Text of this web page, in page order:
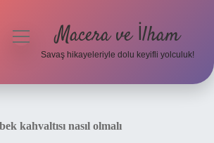
menüyüMacera ve İlham
Savaş hikayeleriyle dolu keyifli yolculuk!
kahvaltısı nasıl olmalı